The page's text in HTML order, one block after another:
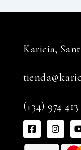
Karicia,
(+34) 974 413
F
a
c
I
n
s